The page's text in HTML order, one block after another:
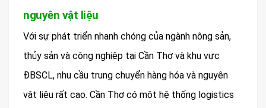
nguyên vật liệu
Với sự phát triển nhanh chóng của ngành nông sản,
thủy sản và công nghiệp tại Cần Thơ và khu vực
ĐBSCL, nhu cầu trung chuyển hàng hóa và nguyên
vật liệu rất cao. Cần Thơ có một hệ thống logistics